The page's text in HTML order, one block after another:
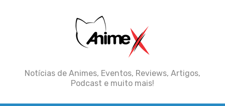
Notícias de Animes, Eventos, Reviews, Artigos,
Podcast e muito mais!